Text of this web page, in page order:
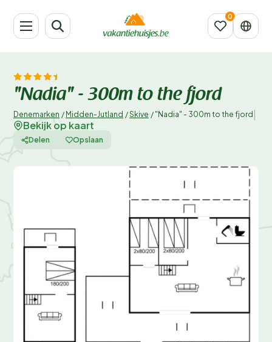
"Nadia" - 300m to the fjord
Denemarken / Midden-Jutland /Skive / "Nadia" - 300m to the fjord
Bekijk op kaart
Delen Opslaan